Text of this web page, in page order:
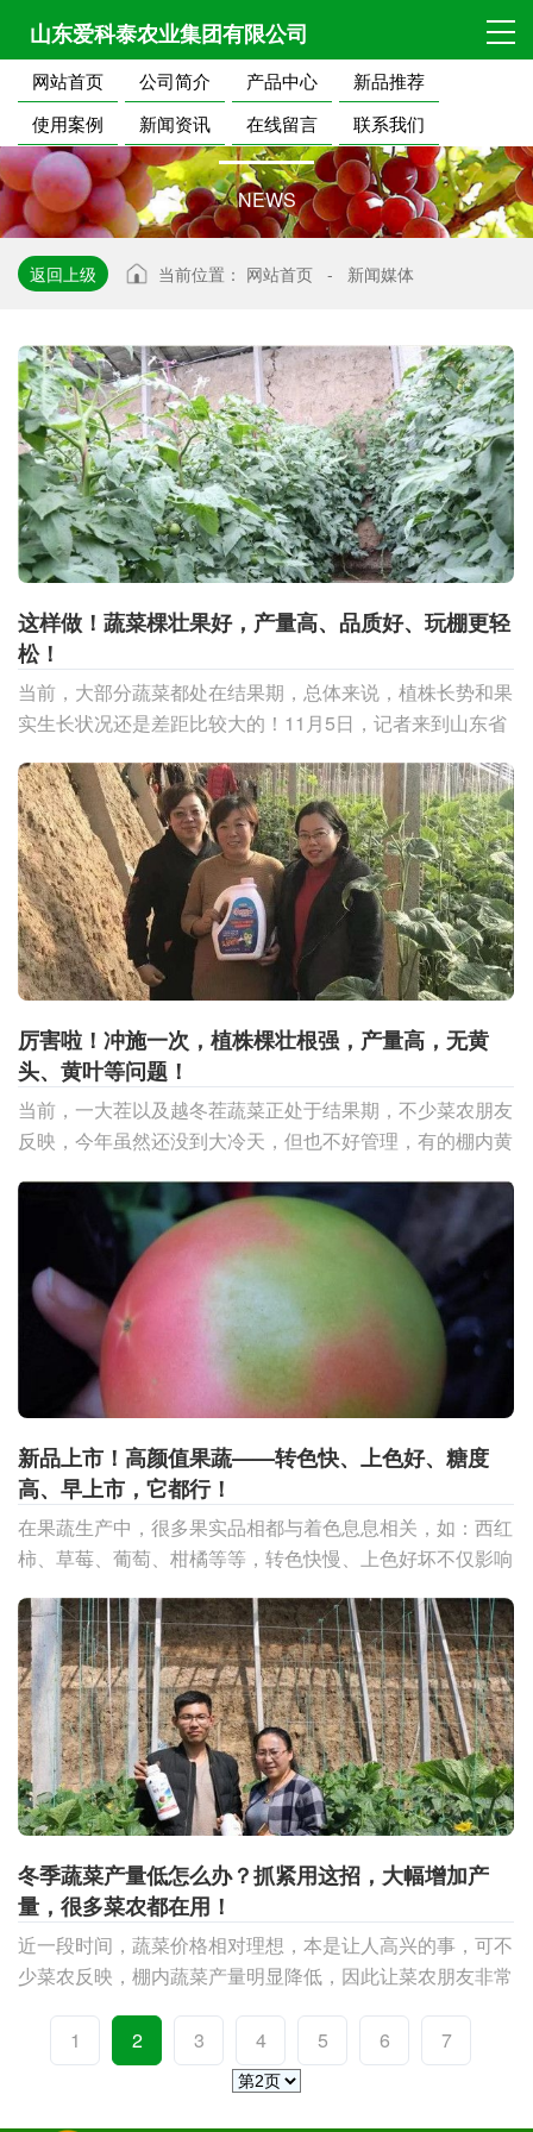
山东爱科泰农业集团有限公司
网站首页 公司简介 产品中心
新品推荐
使用案例
新闻资讯 在线留言 联系我们
公 司新闻
NEWS
返回上级 当前位置： 网站首页 - 新闻媒体
这样做！蔬菜棵壮果好，产量高、品质好、玩棚更轻
松！
当前，大部分蔬菜都处在结果期，总体来说，植株长势和果
实生长状况还是差距比较大的！11月5日，记者来到山东省
植
厉害啦！冲施一次，植株棵壮根强，产量高，无黄
头、黄叶等问题！
当前，一大茬以及越冬茬蔬菜正处于结果期，不少菜农朋友
反映，今年虽然还没到大冷天，但也不好管理，有的棚内黄
新品上市！高颜值果蔬——转色快、上色好、糖度
高、早上市，它都行！
在果蔬生产中，很多果实品相都与着色息息相关，如：西红
柿、草莓、葡萄、柑橘等等，转色快慢、上色好坏不仅影响
我
冬季蔬菜产量低怎么办？抓紧用这招，大幅增加产
量，很多菜农都在用！
近一段时间，蔬菜价格相对理想，本是让人高兴的事，可不
少菜农反映，棚内蔬菜产量明显降低，因此让菜农朋友非常
1 2 3 4 5 6 7